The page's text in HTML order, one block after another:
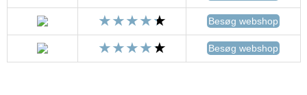
Besøg webshop
Besøg webshop